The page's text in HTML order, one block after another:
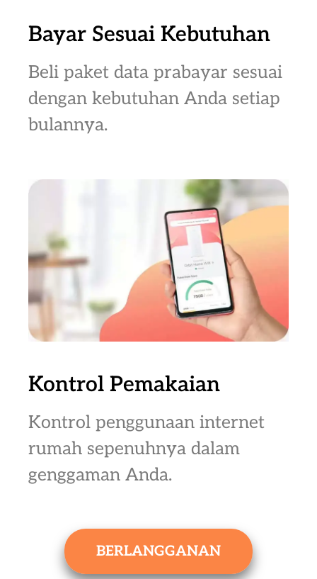
Bayar Sesuai Kebutuhan
Beli paket data prabayar sesuai
dengan kebutuhan Anda setiap
bulannya.
Kontrol Pemakaian
Kontrol penggunaan internet
rumah sepenuhnya dalam
genggaman Anda.
BERLANGGANAN